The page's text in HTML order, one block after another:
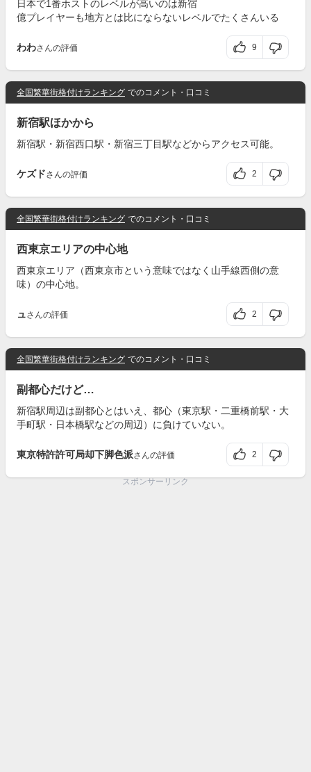
日本で1番ホストのレベルが高いのは新宿
億プレイヤーも地方とは比にならないレベルでたくさんいる
わわさんの評価 9
全国繁華街格付けランキング でのコメント・口コミ
新宿駅ほかから
新宿駅・新宿西口駅・新宿三丁目駅などからアクセス可能。
ケズドさんの評価 2
全国繁華街格付けランキング でのコメント・口コミ
西東京エリアの中心地
西東京エリア（西東京市という意味ではなく山手線西側の意
味）の中心地。
ュ さんの評価 2
全国繁華街格付けランキング でのコメント・口コミ
副都心だけど…
新宿駅周辺は副都心とはいえ、都心（東京駅・二重橋前駅・大
手町駅・日本橋駅などの周辺）に負けていない。
東京特許許可局却下脚色派さんの評価 2
スポンサーリンク